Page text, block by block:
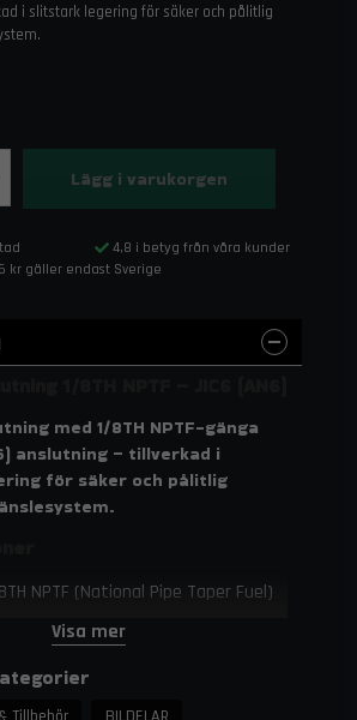
i slitstark legering för säker och pålitlig
Lägg i varukorgen
4,8 i betyg från våra kunder
kr gäller endast Sverige
med 1/8TH NPTF-gänga
anslutning – tillverkad i
för säker och pålitlig
NPTF (National Pipe Taper Fuel)
JIC6 (AN6)
Visa mer